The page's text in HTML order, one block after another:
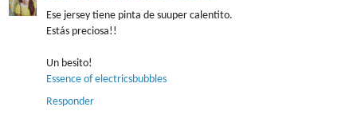
Ese jersey tiene pinta de suuper calentito.
Estás preciosa!!
Un besito!
Essence of electricsbubbles
Responder